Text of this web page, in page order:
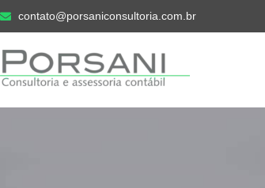
contato@porsaniconsultoria.com.br